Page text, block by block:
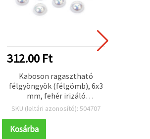
312.00 Ft
Kaboson ragasztható
félgyöngyök (félgömb), 6x3
mm, fehér irizáló
(szivárvány) – 100 db
SKU (leltári azonosító): 504707
Kosárba